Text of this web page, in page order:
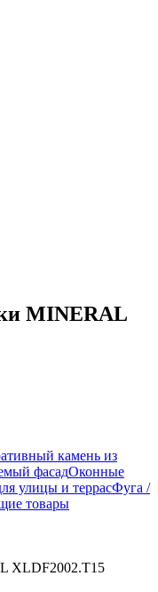
MINERAL
камень из
фасадОконные
улицы и террасФуга /
товары
XLDF2002.T15